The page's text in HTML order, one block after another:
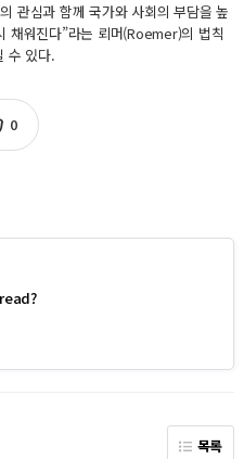
관심과 함께 국가와 사회의 부담을 높
채워진다”라는 뢰머(Roemer)의 법칙
수 있다.
0
목록